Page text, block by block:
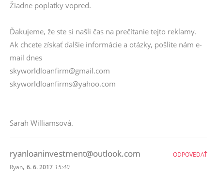
Žiadne poplatky vopred.
Ďakujeme, že ste si našli čas na prečítanie tejto reklamy.
Ak chcete získať ďalšie informácie a otázky, pošlite nám e-
mail dnes
skyworldloanfirm@gmail.com
skyworldloanfirms@yahoo.com
Sarah Williamsová.
ryanloaninvestment@outlook.com
Ryan, 6. 6. 2017 15:40
ODPOVEDAŤ